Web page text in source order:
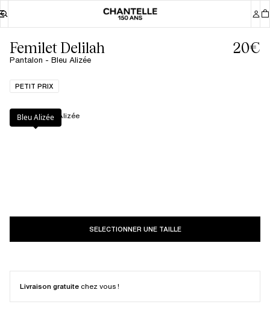
Femilet Delilah
Pantalon - Bleu Alizée
20€
PETIT PRIX
Couleur: Bleu Alizée
Bleu Alizée
SELECTIONNER UNE TAILLE
Livraison gratuite chez vous !